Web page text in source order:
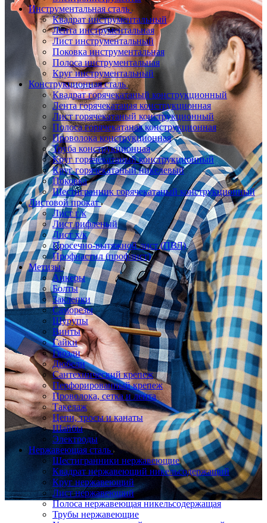
Инструментальная сталь
Квадрат инструментальный
Лента инструментальная
Лист инструментальный
Поковка инструментальная
Полоса инструментальная
Круг инструментальный
Конструкционная сталь
Квадрат горячекатаный конструкционный
Лента горячекатаная конструкционная
Лист горячекатаный конструкционный
Полоса горячекатаная конструкционная
Проволока конструкционная
Труба конструкционная
Круг горячекатаный конструкционный
Круг горячекатаный никелевый
Поковка
Шестигранник горячекатаный конструкционный
Листовой прокат
Лист г/к
Лист рифленый
Лист х/к
Просечно-вытяжной лист (ПВЛ)
Профнастил (профлист)
Метизы
Анкеры
Болты
Заклепки
Саморезы
Шурупы
Винты
Гайки
Гвозди
Дюбели
Сантехнический крепеж
Перфорированный крепеж
Проволока, сетка и лента
Такелаж
Цепи, тросы и канаты
Шайбы
Электроды
Нержавеющая сталь
Шестигранники нержавеющие
Квадрат нержавеющий никельсодержащий
Круг нержавеющий
Лист нержавеющий
Полоса нержавеющая никельсодержащая
Трубы нержавеющие